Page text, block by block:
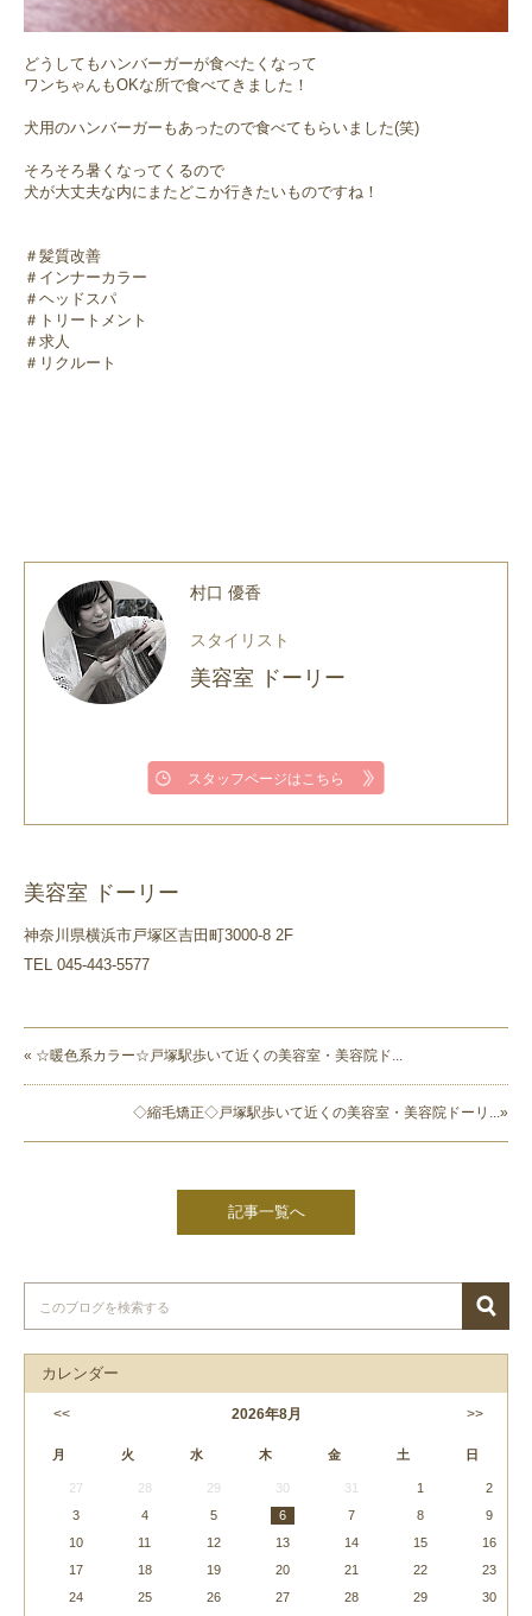
どうしてもハンバーガーが食べたくなって
ワンちゃんもOKな所で食べてきました！
犬用のハンバーガーもあったので食べてもらいました(笑)
そろそろ暑くなってくるので
犬が大丈夫な内にまたどこか行きたいものですね！
＃髪質改善
＃インナーカラー
＃ヘッドスパ
＃トリートメント
＃求人
＃リクルート
村口 優香
スタイリスト
美容室 ドーリー
スタッフページはこちら
美容室 ドーリー
神奈川県横浜市戸塚区吉田町3000-8 2F
TEL 045-443-5577
« ☆暖色系カラー☆戸塚駅歩いて近くの美容室・美容院ド...
◇縮毛矯正◇戸塚駅歩いて近くの美容室・美容院ドーリ...»
記事一覧へ
カレンダー
2026年8月
<< >>
月 火 水 木 金 土 日
27 28 29 30 31 1
2
3
4 5 6 7 8
9
10
11 12 13 14 15
16
17
18 19 20 21 22
23
24
25 26 27 28 29
30